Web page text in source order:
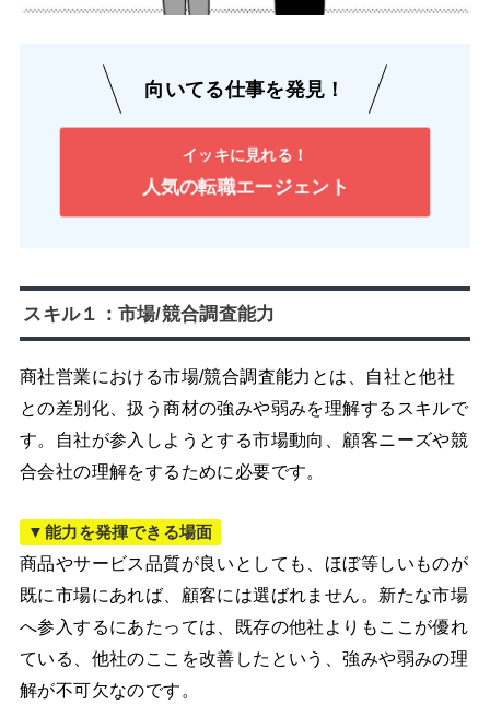
向いてる仕事を発見！
イッキに見れる！
人気の転職エージェント
スキル１：市場/競合調査能力
商社営業における市場/競合調査能力とは、自社と他社
との差別化、扱う商材の強みや弱みを理解するスキルで
す。自社が参入しようとする市場動向、顧客ニーズや競
合会社の理解をするために必要です。
▼能力を発揮できる場面
商品やサービス品質が良いとしても、ほぼ等しいものが
既に市場にあれば、顧客には選ばれません。新たな市場
へ参入するにあたっては、既存の他社よりもここが優れ
ている、他社のここを改善したという、強みや弱みの理
解が不可欠なのです。